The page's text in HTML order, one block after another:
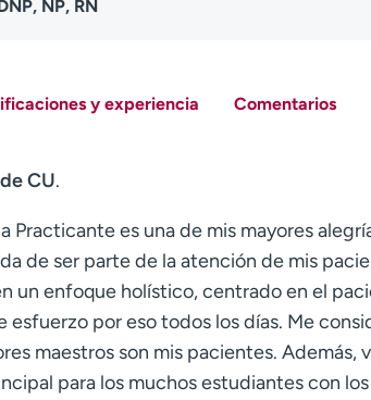
NP, RN
y experiencia Comentarios
CU.
es una de mis mayores
de ser parte de la atención de mis
un enfoque holístico, centrado en el
esfuerzo por eso todos los días. Me
maestros son mis pacientes. Además,
para los muchos estudiantes con